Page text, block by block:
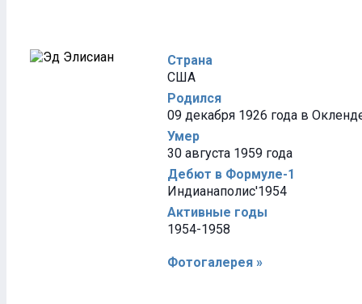
Страна
США
Родился
09 декабря 1926 года в
Умер
30 августа 1959 года
Дебют в Формуле-1
Индианаполис'1954
Активные годы
1954-1958
Фотогалерея »